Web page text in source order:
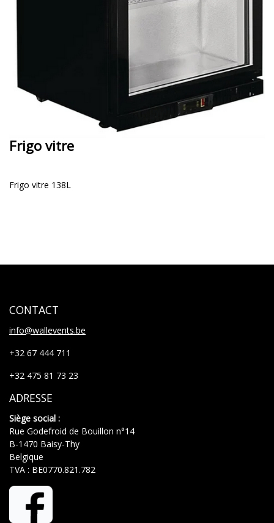
Frigo vitre
Frigo vitre 138L
CONTACT
info@wallevents.be
+32 67 444 711
+32 475 81 73 23
ADRESSE
Siège social :
Rue Godefroid de Bouillon n°14
B-1470 Baisy-Thy
Belgique
TVA : BE0770.821.782